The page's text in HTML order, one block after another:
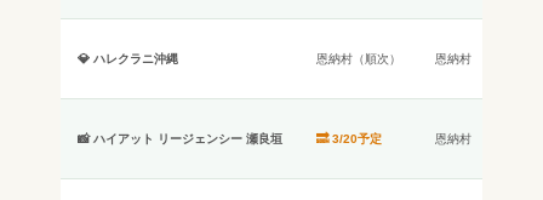
💎 ハレクラニ沖縄 恩納村（順次） 恩納村
📸 ハイアット リージェンシー 瀬良垣 🔜 3/20予定 恩納村